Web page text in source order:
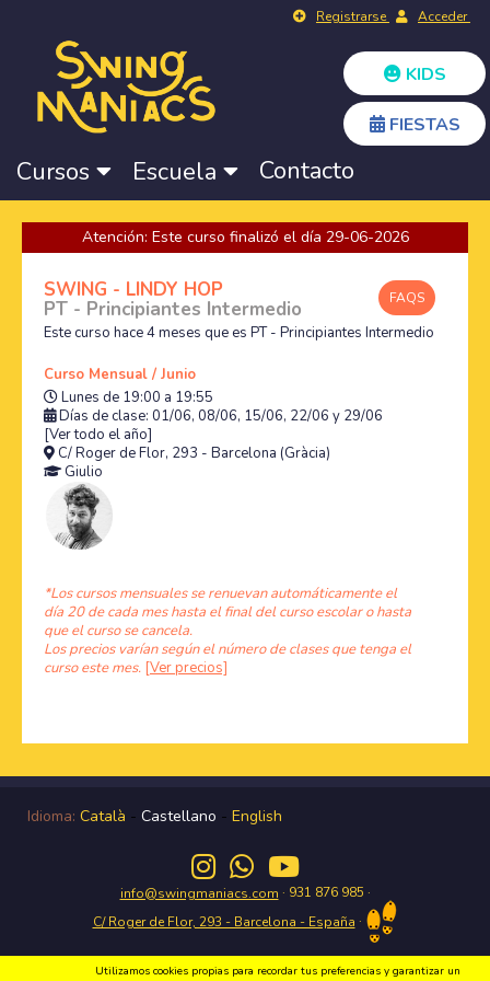
Registrarse Acceder
KIDS
FIESTAS
Cursos Escuela Contacto
Atención: Este curso finalizó el día 29-06-2026
FAQS
SWING - LINDY HOP
PT - Principiantes Intermedio
Este curso hace 4 meses que es PT - Principiantes Intermedio
Curso Mensual / Junio
Lunes de 19:00 a 19:55
Días de clase: 01/06, 08/06, 15/06, 22/06 y 29/06
[Ver todo el año]
C/ Roger de Flor, 293 - Barcelona (Gràcia)
Giulio
*Los cursos mensuales se renuevan automáticamente el
día 20 de cada mes hasta el final del curso escolar o hasta
que el curso se cancela.
Los precios varían según el número de clases que tenga el
curso este mes. [Ver precios]
Idioma: Català - Castellano - English
info@swingmaniacs.com · 931 876 985 ·
C/ Roger de Flor, 293 - Barcelona - España ·
Utilizamos cookies propias para recordar tus preferencias y garantizar un